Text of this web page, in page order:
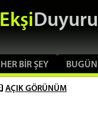
EkşiDuyuru
HER BIR ŞEY BUGÜN
AÇIK GÖRÜNÜM